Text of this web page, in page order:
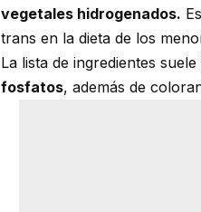
vegetales hidrogenados.
trans en la dieta de los
La lista de ingredientes
fosfatos, además de